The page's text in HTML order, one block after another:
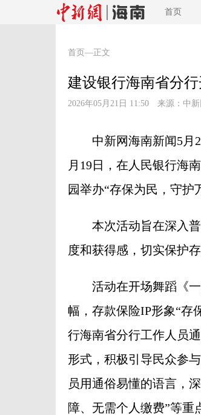
首页
首页 —正文
建设银行海南省分
2026年05月21日 11:50 来源： 中
中新网海南新闻5月21
月19日，在人民银行海
园举办“存保为民，守护
本次活动旨在深入普
度和获得感，切实保护
活动在开场舞蹈《一
幅，存款保险IP形象“存
行海南省分行工作人员
形式，积极引导民众参
员用通俗易懂的语言，
障、无需个人缴费”等重